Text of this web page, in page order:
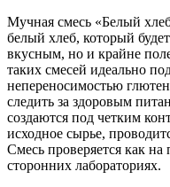
Мучная смесь «Белый
белый хлеб, который
вкусным, но и крайне
таких смесей идеально
непереносимостью
следить за здоровым
создаются под четким
исходное сырье,
Смесь проверяется как
сторонних лабораториях.